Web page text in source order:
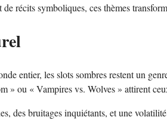
de récits symboliques, ces thèmes
entier, les slots sombres restent un
» ou « Vampires vs. Wolves » attirent
des bruitages inquiétants, et une